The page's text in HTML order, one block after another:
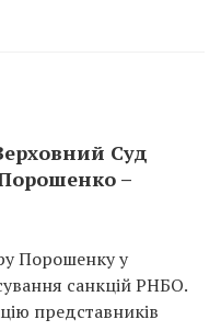
Суд
–
Порошенку у
санкцій РНБО.
представників